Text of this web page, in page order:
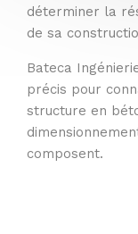
déterminer la
de sa
Bateca
précis pour
structure en
composent.